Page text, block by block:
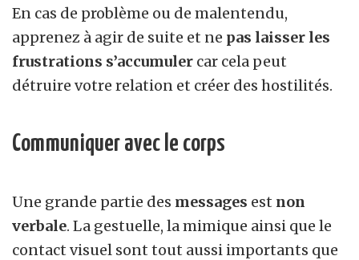
En cas de problème ou de malentendu,
apprenez à agir de suite et ne pas laisser les
frustrations s’accumuler car cela peut
détruire votre relation et créer des hostilités.
Communiquer avec le corps
Une grande partie des messages est non
verbale. La gestuelle, la mimique ainsi que le
contact visuel sont tout aussi importants que